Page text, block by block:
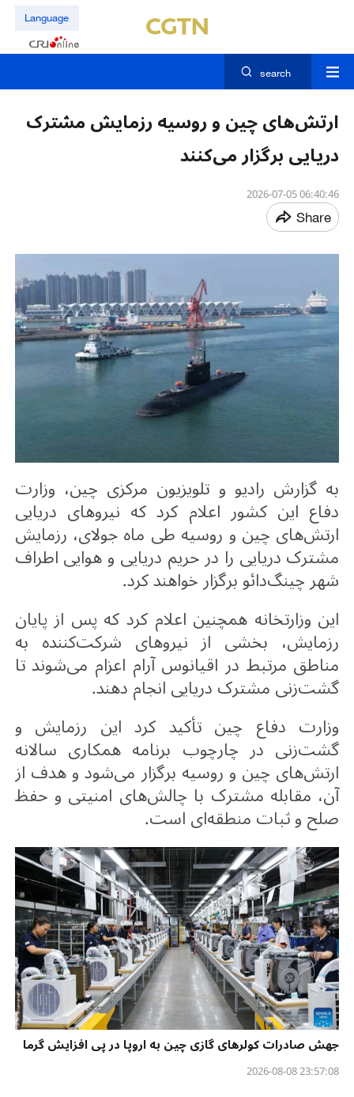
Language
search
ارتش‌های چین و روسیه رزمایش مشترک
دریایی برگزار می‌کنند
06:40:46 2026-07-05
Share
به گزارش رادیو و تلویزیون مرکزی چین، وزارت
دفاع این کشور اعلام کرد که نیروهای دریایی
ارتش‌های چین و روسیه طی ماه جولای، رزمایش
مشترک دریایی را در حریم دریایی و هوایی اطراف
شهر چینگ‌دائو برگزار خواهند کرد.
این وزارتخانه همچنین اعلام کرد که پس از پایان
رزمایش، بخشی از نیروهای شرکت‌کننده به
مناطق مرتبط در اقیانوس آرام اعزام می‌شوند تا
گشت‌زنی مشترک دریایی انجام دهند.
وزارت دفاع چین تأکید کرد این رزمایش و
گشت‌زنی در چارچوب برنامه همکاری سالانه
ارتش‌های چین و روسیه برگزار می‌شود و هدف از
آن، مقابله مشترک با چالش‌های امنیتی و حفظ
صلح و ثبات منطقه‌ای است.
جهش صادرات کولرهای گازی چین به اروپا در پی افزایش گرما
23:57:08 2026-08-08